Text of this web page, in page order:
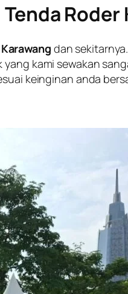
Roder
dan
kami sewakan
keinginan anda